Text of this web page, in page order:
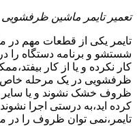
تعمیر تایمر ماشین ظرفشویی
تایمر یکی از قطعات مهم
شستشو و برنامه دستگاه را
کار نکرده و یا از کار
ظرفشویی در یک مرحله
ظروف خشک نشوند و یا سایر
کرده اید،به درستی اجرا
تایمر،نمی توان ظروف را